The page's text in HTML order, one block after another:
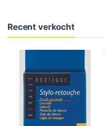
Recent verkocht